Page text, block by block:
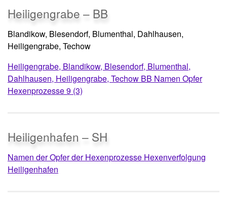
Heiligengrabe – BB
Blandikow, Blesendorf, Blumenthal, Dahlhausen,
Heiligengrabe, Techow
Heiligengrabe, Blandikow, Blesendorf, Blumenthal,
Dahlhausen, Heiligengrabe, Techow BB Namen Opfer
Hexenprozesse 9 (3)
Heiligenhafen – SH
Namen der Opfer der Hexenprozesse Hexenverfolgung
Heiligenhafen